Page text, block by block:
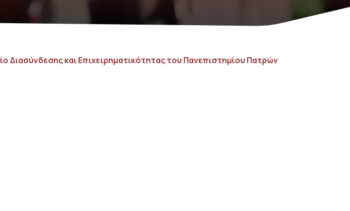
Διασύνδεσης και Επιχειρηματικότητας του Πανεπιστημίου Πατρών